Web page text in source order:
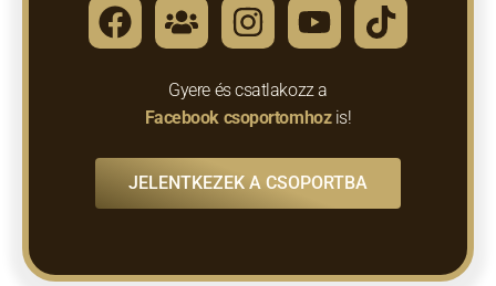
Gyere és csatlakozz a
Facebook csoportomhozis!
JELENTKEZEK A CSOPORTBA